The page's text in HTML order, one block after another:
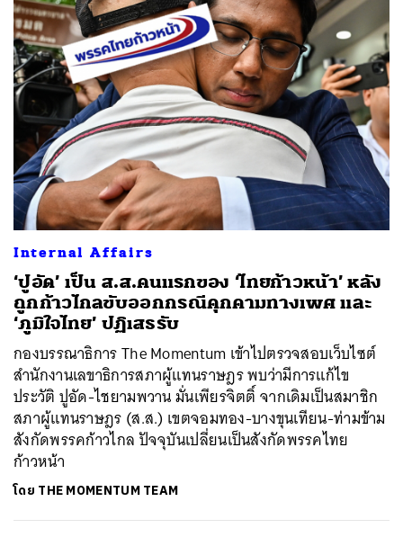
Internal Affairs
‘ปูอัด’ เป็น ส.ส.คนแรกของ ‘ไทยก้าวหน้า’ หลัง
ถูกก้าวไกลขับออกกรณีคุกคามทางเพศ และ
‘ภูมิใจไทย’ ปฏิเสธรับ
กองบรรณาธิการ The Momentum เข้าไปตรวจสอบเว็บไซต์
สำนักงานเลขาธิการสภาผู้แทนราษฎร พบว่ามีการแก้ไข
ประวัติ ปูอัด-ไชยามพวาน มั่นเพียรจิตติ์ จากเดิมเป็นสมาชิก
สภาผู้แทนราษฎร (ส.ส.) เขตจอมทอง-บางขุนเทียน-ท่ามข้าม
สังกัดพรรคก้าวไกล ปัจจุบันเปลี่ยนเป็นสังกัดพรรคไทย
ก้าวหน้า
โดย THE MOMENTUM TEAM
ค้นหา
SHARE TWEET